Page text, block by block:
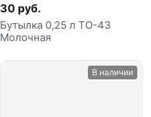
30 руб.
Бутылка 0,25 л ТО-43
Молочная
В наличии